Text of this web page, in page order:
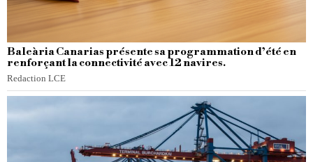
Baleària Canarias présente sa programmation d’été en
renforçant la connectivité avec 12 navires.
Redaction LCE